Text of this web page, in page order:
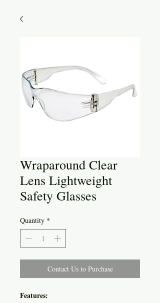
Wraparound Clear
Lens Lightweight
Safety Glasses
Quantity *
Contact Us to Purchase
Features: